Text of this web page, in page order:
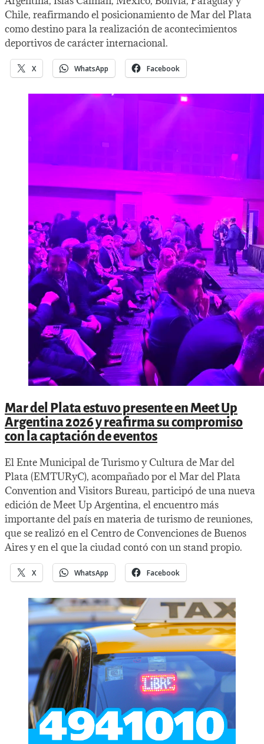
Chile, reafirmando el posicionamiento de Mar del Plata
como destino para la realización de acontecimientos
deportivos de carácter internacional.
X WhatsApp Facebook
Mar del Plata estuvo presente en Meet Up
Argentina 2026 y reafirma su compromiso
con la captación de eventos
El Ente Municipal de Turismo y Cultura de Mar del
Plata (EMTURyC), acompañado por el Mar del Plata
Convention and Visitors Bureau, participó de una nueva
edición de Meet Up Argentina, el encuentro más
importante del país en materia de turismo de reuniones,
que se realizó en el Centro de Convenciones de Buenos
Aires y en el que la ciudad contó con un stand propio.
X WhatsApp Facebook